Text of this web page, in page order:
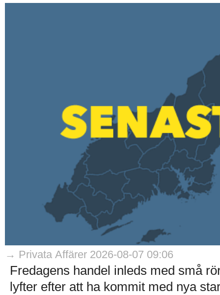
→ Privata Affärer 2026-08-07 09:06
Fredagens handel inleds med små
lyfter efter att ha kommit med nya